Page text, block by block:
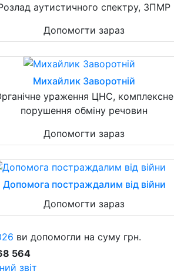
аутистичного спектру, ЗПМР
Допомогти зараз
Михайлик Заворотній
ураження ЦНС, комплексне
порушення обміну речовин
Допомогти зараз
Допомога постраждалим від війни
Допомогти зараз
ви допомогли на суму грн.
564
звіт